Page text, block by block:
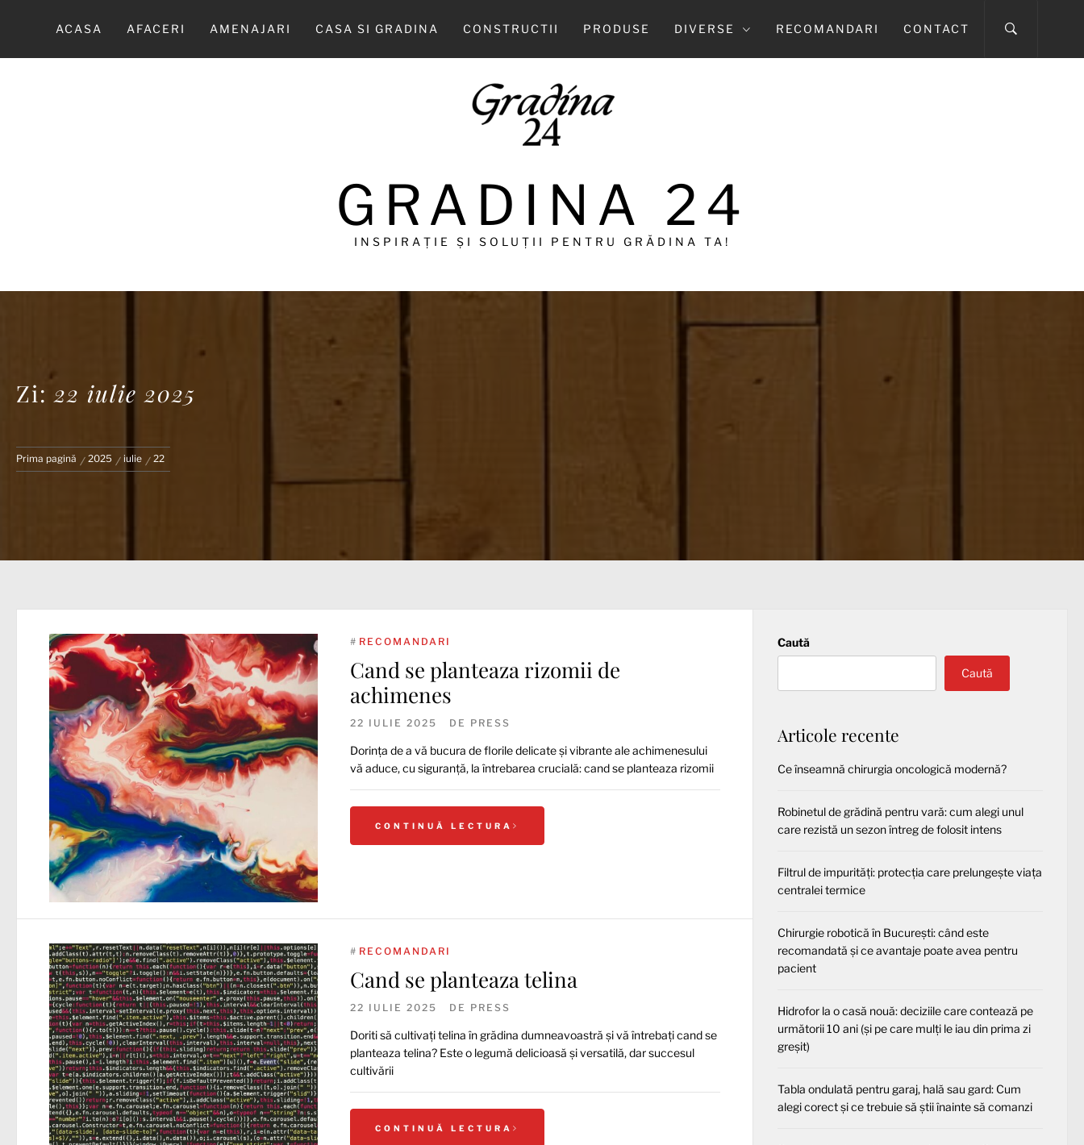
ACASA AFACERI AMENAJARI CASA SI GRADINA CONSTRUCTII PRODUSE DIVERSE RECOMANDARI CONTACT
GRADINA 24
INSPIRAȚIE ȘI SOLUȚII PENTRU GRĂDINA TA!
Zi: 22 iulie 2025
Prima pagină 2025 iulie 22
# RECOMANDARI
Cand se planteaza rizomii de
achimenes
22 IULIE 2025 DE PRESS
Dorința de a vă bucura de florile delicate și vibrante ale achimenesului
vă aduce, cu siguranță, la întrebarea crucială: cand se planteaza rizomii
CONTINUĂ LECTURA
# RECOMANDARI
Cand se planteaza telina
22 IULIE 2025 DE PRESS
Doriti să cultivați telina în grădina dumneavoastră și vă întrebați cand se
planteaza telina? Este o legumă delicioasă și versatilă, dar succesul
cultivării
CONTINUĂ LECTURA
Caută
Caută
Articole recente
Ce înseamnă chirurgia oncologică modernă?
Robinetul de grădină pentru vară: cum alegi unul
care rezistă un sezon întreg de folosit intens
Filtrul de impurități: protecția care prelungește viața
centralei termice
Chirurgie robotică în București: când este
recomandată și ce avantaje poate avea pentru
pacient
Hidrofor la o casă nouă: deciziile care contează pe
următorii 10 ani (și pe care mulți le iau din prima zi
greșit)
Tabla ondulată pentru garaj, hală sau gard: Cum
alegi corect și ce trebuie să știi înainte să comanzi